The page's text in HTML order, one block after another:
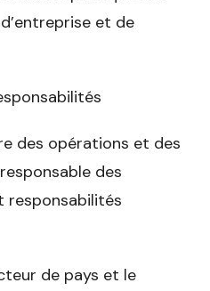
et de
des opérations et des
des
responsabilités
de pays et le